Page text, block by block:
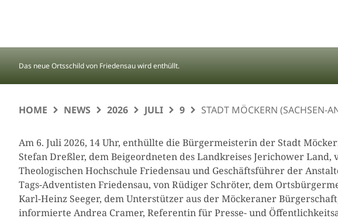
Das neue Ortsschild von Friedensau wird enthüllt.
HOME NEWS 2026 JULI 9 STADT MÖCKERN (SACHSEN-
Am 6. Juli 2026, 14 Uhr, enthüllte die Bürgermeisterin der Stadt
Stefan Dreßler, dem Beigeordneten des Landkreises Jerichower Land,
Theologischen Hochschule Friedensau und Geschäftsführer der
Tags-Adventisten Friedensau, von Rüdiger Schröter, dem
Karl-Heinz Seeger, dem Unterstützer aus der Möckeraner
informierte Andrea Cramer, Referentin für Presse- und